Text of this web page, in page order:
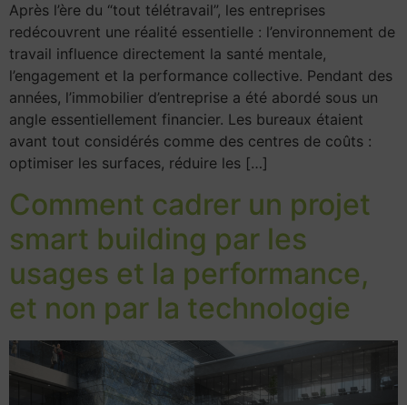
Après l’ère du “tout télétravail”, les entreprises
redécouvrent une réalité essentielle : l’environnement de
travail influence directement la santé mentale,
l’engagement et la performance collective. Pendant des
années, l’immobilier d’entreprise a été abordé sous un
angle essentiellement financier. Les bureaux étaient
avant tout considérés comme des centres de coûts :
optimiser les surfaces, réduire les […]
Comment cadrer un projet
smart building par les
usages et la performance,
et non par la technologie